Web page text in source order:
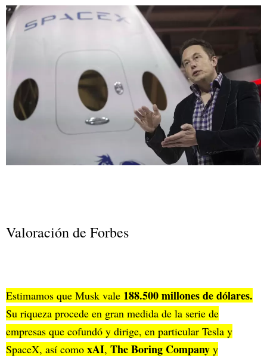
Valoración de Forbes
Estimamos que Musk vale 188.500 millones de dólares.
Su riqueza procede en gran medida de la serie de
empresas que cofundó y dirige, en particular Tesla y
SpaceX, así como xAI, The Boring Company y